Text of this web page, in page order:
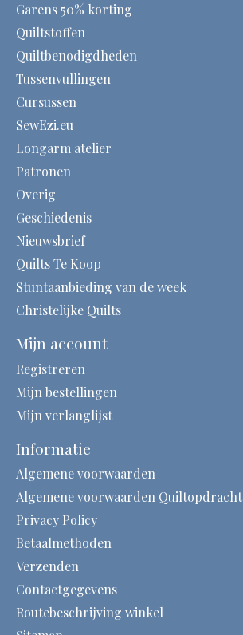
Garens 50% korting
Quiltstoffen
Quiltbenodigdheden
Tussenvullingen
Cursussen
SewEzi.eu
Longarm atelier
Patronen
Overig
Geschiedenis
Nieuwsbrief
Quilts Te Koop
Stuntaanbieding van de week
Christelijke Quilts
Mijn account
Registreren
Mijn bestellingen
Mijn verlanglijst
Informatie
Algemene voorwaarden
Algemene voorwaarden Quiltopdracht
Privacy Policy
Betaalmethoden
Verzenden
Contactgegevens
Routebeschrijving winkel